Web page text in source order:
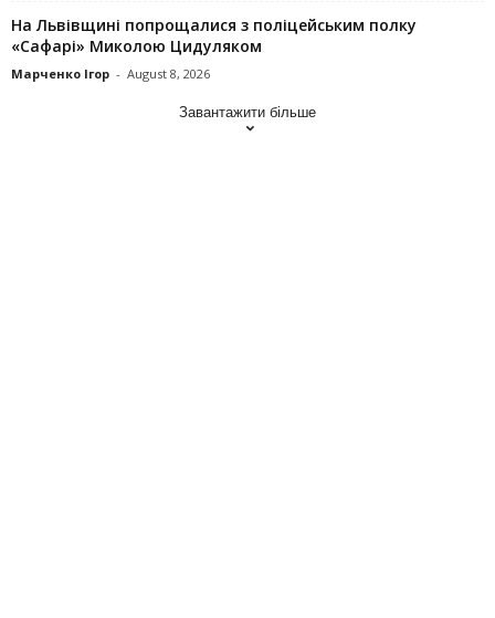
На Львівщині попрощалися з поліцейським полку
«Сафарі» Миколою Цидуляком
Марченко Ігор - August 8, 2026
Завантажити більше